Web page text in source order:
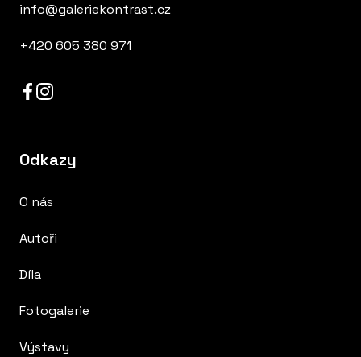
info@galeriekontrast.cz
+420 605 380 971
Odkazy
O nás
Autoři
Díla
Fotogalerie
Výstavy